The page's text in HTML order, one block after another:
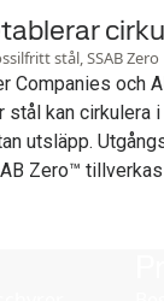
stål, SSAB Zero
Companies
kan cirkulera
utsläpp.
Zero™